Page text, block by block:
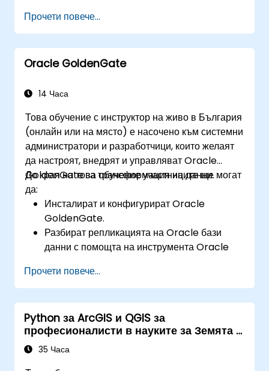
оперативни рискове. Тази 14-дневна
интензивна програма в Мелбърн е разработена,
за да преодолее разминаването между
електроинженерството и геопространствения
Прочети повече...
Oracle GoldenGate
14 Часа
Това обучение с инструктор на живо в България
(онлайн или на място) е насочено към системни
администратори и разработчици, които желаят
да настроят, внедрят и управляват Oracle
GoldenGate за трансформация на данни.
До края на това обучение участниците ще могат
да:
Инсталират и конфигурират Oracle
GoldenGate.
Разбират репликацията на Oracle бази
данни с помощта на инструмента Oracle
Разбират архитектурата на Oracle
GoldenGate.
Конфигурират и извършват репликация и
миграция на бази данни.
Оптимизират производителността на
Oracle GoldenGate и отстраняват
Прочети повече...
Python за ArcGIS и QGIS за
професионалисти в науките за Земята и
инженерството
35 Часа